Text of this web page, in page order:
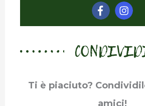
Ti è piaciuto?
amici!